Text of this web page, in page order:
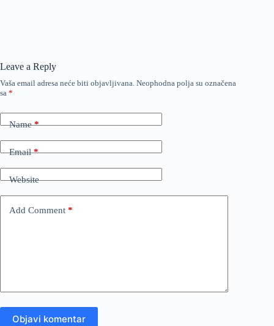
Leave a Reply
Vaša email adresa neće biti objavljivana. Neophodna polja su označena
sa *
Name*
Email*
Website
Add Comment *
Objavi komentar